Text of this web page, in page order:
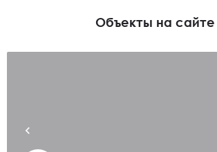
Объекты на сайте